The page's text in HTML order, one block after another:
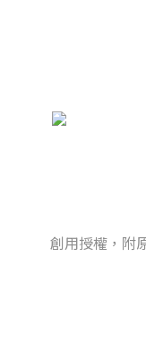
創用授權，附